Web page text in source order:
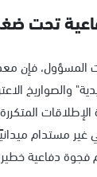
تحت
فإن
والصواريخ
مستدام
فجوة دفاعية